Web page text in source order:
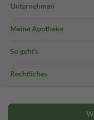
Unternehmen
Meine Apotheke
So geht's
Rechtliches